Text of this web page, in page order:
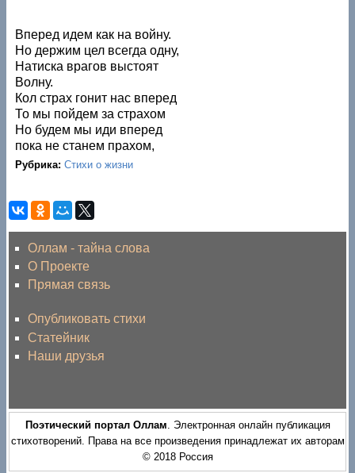
Вперед идем как на войну.
Но держим цел всегда одну,
Натиска врагов выстоят
Волну.
Кол страх гонит нас вперед
То мы пойдем за страхом
Но будем мы иди вперед
пока не станем прахом,
Рубрика:Стихи о жизни
Оллам - тайна слова
О Проекте
Прямая связь
Опубликовать стихи
Статейник
Наши друзья
Поэтический портал Оллам. Электронная онлайн публикация
стихотворений. Права на все произведения принадлежат их авторам
© 2018 Россия